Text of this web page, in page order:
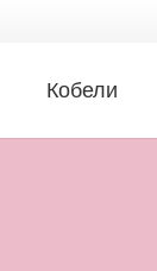
Кобели